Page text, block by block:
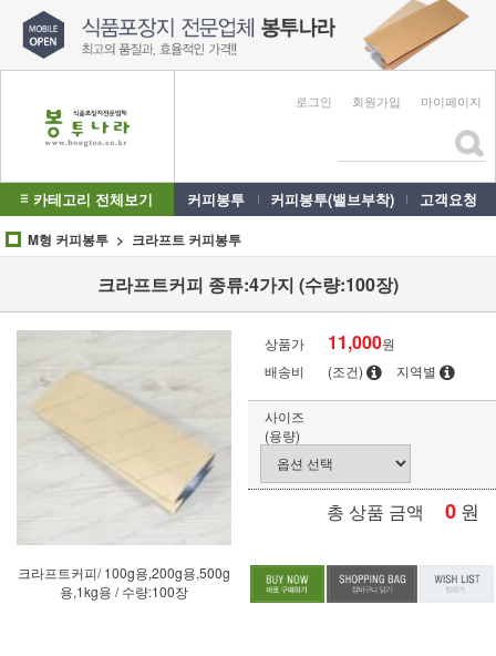
로그인 회원가입 마이페이지
카테고리 전체보기 커피봉투 커피봉투(밸브부착) 고객요청
M형 커피봉투 크라프트 커피봉투
크라프트커피 종류:4가지 (수량:100장)
크라프트커피/ 100g용,200g용,500g
용,1kg용 / 수량:100장
상품가 11,000원
배송비
(조건) 지역별
사이즈
(용량)
총 상품 금액 0 원